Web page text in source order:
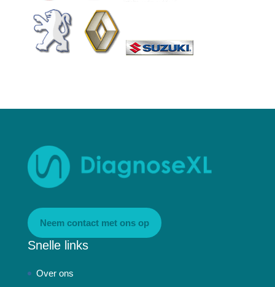
Neem contact met ons op
Snelle links
Over ons